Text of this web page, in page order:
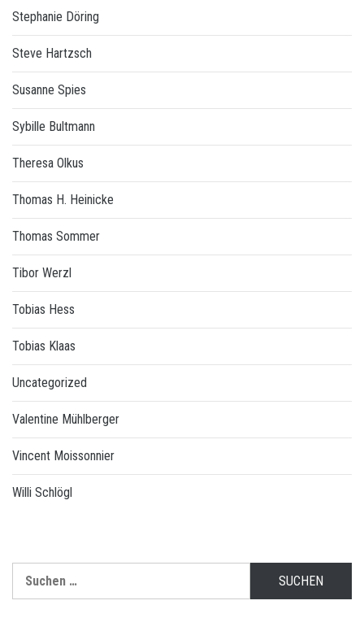
Stephanie Döring
Steve Hartzsch
Susanne Spies
Sybille Bultmann
Theresa Olkus
Thomas H. Heinicke
Thomas Sommer
Tibor Werzl
Tobias Hess
Tobias Klaas
Uncategorized
Valentine Mühlberger
Vincent Moissonnier
Willi Schlögl
nach: